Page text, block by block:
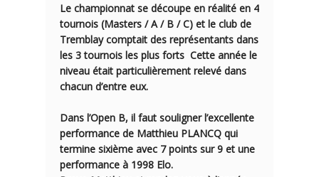
Le championnat se découpe en réalité en 4
tournois (Masters / A / B / C) et le club de
Tremblay comptait des représentants dans
les 3 tournois les plus forts Cette année le
niveau était particulièrement relevé dans
chacun d’entre eux.
Dans l’Open B, il faut souligner l’excellente
performance de Matthieu PLANCQ qui
termine sixième avec 7 points sur 9 et une
performance à 1998 Elo.